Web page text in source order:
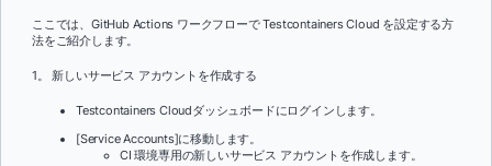
ここでは、GitHub Actions ワークフローで Testcontainers Cloud を設定する方
法をご紹介します。
1。 新しいサービス アカウントを作成する
Testcontainers Cloudダッシュボードにログインします。
[Service Accounts]に移動します。
CI 環境専用の新しいサービス アカウントを作成します。